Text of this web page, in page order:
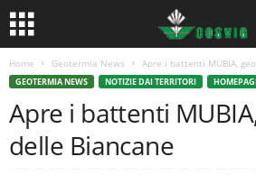
Home Geotermia News Apre i battenti MUBIA,
GEOTERMIA NEWS NOTIZIE DAI TERRITORI
Apre i battenti
delle Biancane